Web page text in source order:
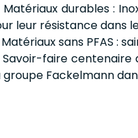
Matériaux durables :
leur résistance dans
Matériaux sans PFAS :
Savoir-faire centenaire
groupe Fackelmann